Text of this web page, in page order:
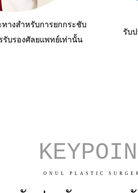
างสำหรับการยกกระชับ
บรองศัลยแพทย์เท่านั้น
รับ
ONUL PLASTIC